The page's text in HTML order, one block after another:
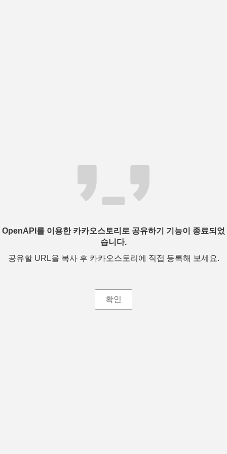
OpenAPI를 이용한 카카오스토리로 공유하기 기능이 종료되었
습니다.
공유할 URL을 복사 후 카카오스토리에 직접 등록해 보세요.
확인